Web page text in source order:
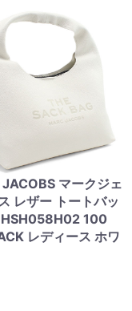
マークジェ
レザー トートバッ
100
レディース ホワ